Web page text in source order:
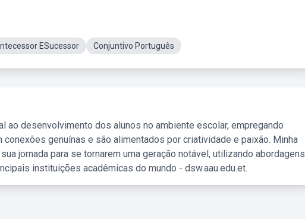
ESucessor Conjuntivo Português
ao desenvolvimento dos alunos no ambiente escolar, empregando
genuínas e são alimentados por criatividade e paixão. Minha
jornada para se tornarem uma geração notável, utilizando abordagens
instituições acadêmicas do mundo - dsw.aau.edu.et.